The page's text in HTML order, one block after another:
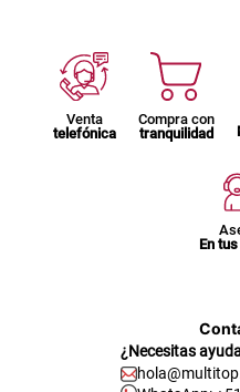
Venta
telefónica
Compra con
tranquilidad
En
¿Necesitas